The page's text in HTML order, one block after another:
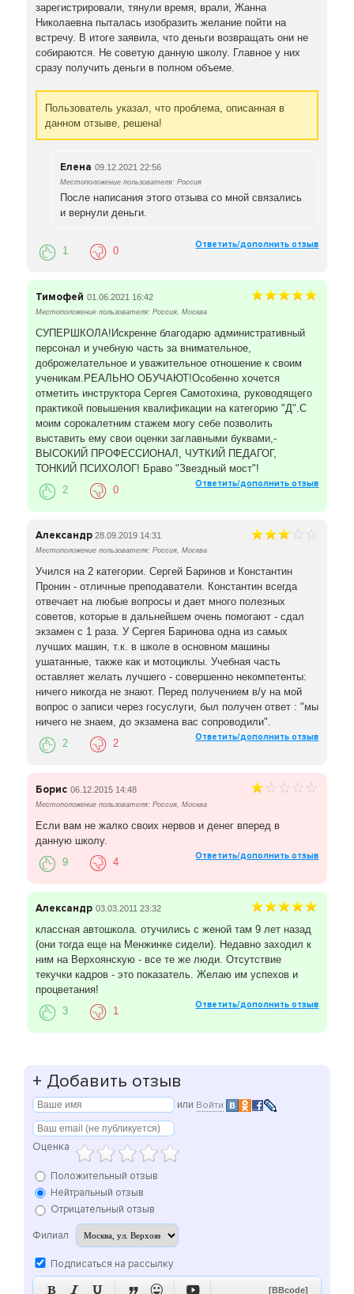
зарегистрировали, тянули время, врали, Жанна
Николаевна пыталась изобразить желание пойти на
встречу. В итоге заявила, что деньги возвращать они не
собираются. Не советую данную школу. Главное у них
сразу получить деньги в полном объеме.
Пользователь указал, что проблема, описанная в
данном отзыве, решена!
Елена 09.12.2021 22:56
Местоположение пользователя: Россия
После написания этого отзыва со мной связались
и вернули деньги.
Ответить/дополнить отзыв
1 0
Тимофей 01.06.2021 16:42
Местоположение пользователя: Россия, Москва
СУПЕРШКОЛА!Искренне благодарю административный
персонал и учебную часть за внимательное,
доброжелательное и уважительное отношение к своим
ученикам.РЕАЛЬНО ОБУЧАЮТ!Особенно хочется
отметить инструктора Сергея Самотохина, руководящего
практикой повышения квалификации на категорию "Д".С
моим сорокалетним стажем могу себе позволить
выставить ему свои оценки заглавными буквами,-
ВЫСОКИЙ ПРОФЕССИОНАЛ, ЧУТКИЙ ПЕДАГОГ,
ТОНКИЙ ПСИХОЛОГ! Браво "Звездный мост"!
Ответить/дополнить отзыв
2 0
Александр 28.09.2019 14:31
Местоположение пользователя: Россия, Москва
Учился на 2 категории. Сергей Баринов и Константин
Пронин - отличные преподаватели. Константин всегда
отвечает на любые вопросы и дает много полезных
советов, которые в дальнейшем очень помогают - сдал
экзамен с 1 раза. У Сергея Баринова одна из самых
лучших машин, т.к. в школе в основном машины
ушатанные, также как и мотоциклы. Учебная часть
оставляет желать лучшего - совершенно некомпетенты:
ничего никогда не знают. Перед получением в/у на мой
вопрос о записи через госуслуги, был получен ответ : "мы
ничего не знаем, до экзамена вас сопроводили".
Ответить/дополнить отзыв
2 2
Борис 06.12.2015 14:48
Местоположение пользователя: Россия, Москва
Если вам не жалко своих нервов и денег вперед в
данную школу.
Ответить/дополнить отзыв
9 4
Александр 03.03.2011 23:32
классная автошкола. отучились с женой там 9 лет назад
(они тогда еще на Менжинке сидели). Недавно заходил к
ним на Верхоянскую - все те же люди. Отсутствие
текучки кадров - это показатель. Желаю им успехов и
процветания!
Ответить/дополнить отзыв
3 1
+ Добавить отзыв
или Войти
Оценка
Положительный отзыв
Нейтральный отзыв
Отрицательный отзыв
Филиал
Подписаться на рассылку
      [BBcode]